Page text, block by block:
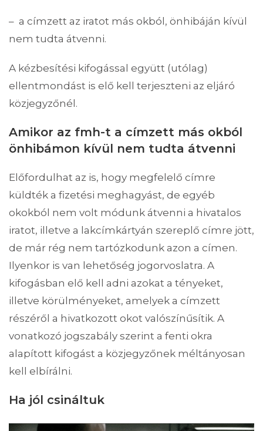
– a címzett az iratot más okból, önhibáján kívül
nem tudta átvenni.
A kézbesítési kifogással együtt (utólag)
ellentmondást is elő kell terjeszteni az eljáró
közjegyzőnél.
Amikor az fmh-t a címzett más okból
önhibámon kívül nem tudta átvenni
Előfordulhat az is, hogy megfelelő címre
küldték a fizetési meghagyást, de egyéb
okokból nem volt módunk átvenni a hivatalos
iratot, illetve a lakcímkártyán szereplő címre jött,
de már rég nem tartózkodunk azon a címen.
Ilyenkor is van lehetőség jogorvoslatra. A
kifogásban elő kell adni azokat a tényeket,
illetve körülményeket, amelyek a címzett
részéről a hivatkozott okot valószínűsítik. A
vonatkozó jogszabály szerint a fenti okra
alapított kifogást a közjegyzőnek méltányosan
kell elbírálni.
Ha jól csináltuk